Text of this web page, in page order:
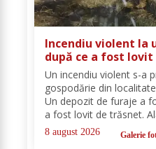
Incendiu violent la
după ce a fost
Un incendiu violent s-a
gospodărie din
Un depozit de furaje a
a fost lovit de trăsnet.
ora 22:00. La caz s-au
pompierii din cadrul...
8 august 2026 Galerie